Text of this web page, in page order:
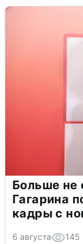
Больше не
Гагарина
кадры с
6 августа 145